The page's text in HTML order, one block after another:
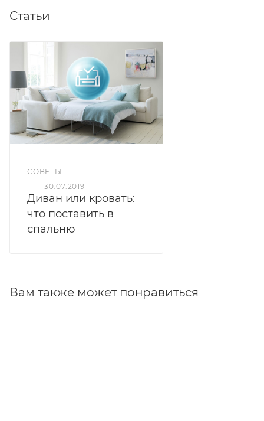
Статьи
СОВЕТЫ
— 30.07.2019
Диван или кровать:
что поставить в
спальню
Вам также может понравиться